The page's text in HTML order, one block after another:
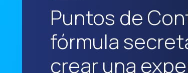
Puntos de
fórmula
crear una